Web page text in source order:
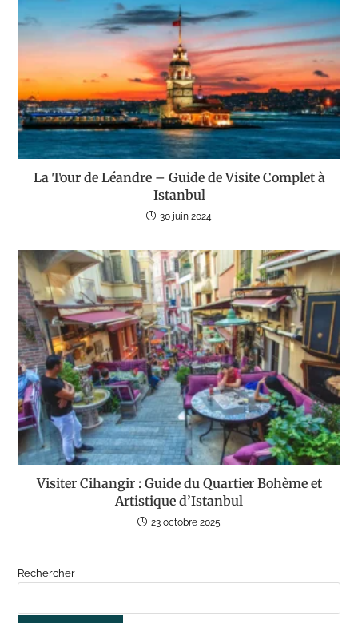
La Tour de Léandre – Guide de Visite Complet à
Istanbul
30 juin 2024
Visiter Cihangir : Guide du Quartier Bohème et
Artistique d’Istanbul
23 octobre 2025
Rechercher